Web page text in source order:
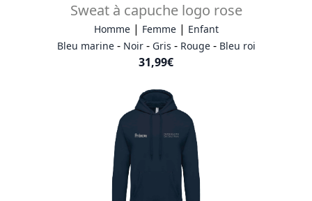
Sweat à capuche logo rose
Homme| Femme| Enfant
Bleu marine- Noir- Gris - Rouge- Bleu roi
31,99€